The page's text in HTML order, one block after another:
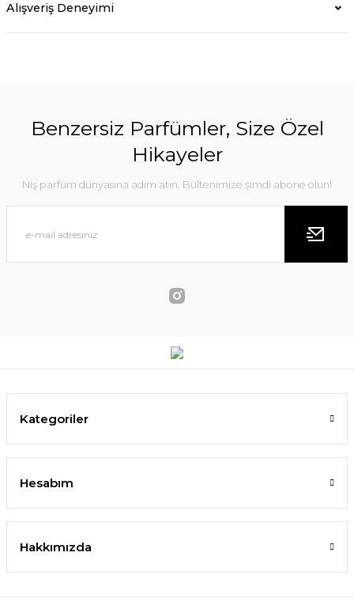
Alışveriş Deneyimi
Benzersiz Parfümler, Size Özel
Hikayeler
Niş parfüm dünyasına adım atın. Bültenimize şimdi abone olun!
Kategoriler
Hesabım
Hakkımızda